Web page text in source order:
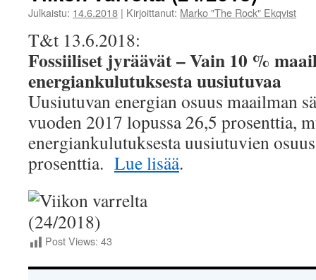
Julkaistu: 14.6.2018 | Kirjoittanut: Marko "The Rock" Ekqvist
T&t 13.6.2018:
Fossiiliset jyräävät – Vain 10 %
energiankulutuksesta uusiutuvaa
Uusiutuvan energian osuus maailman
vuoden 2017 lopussa 26,5 prosenttia,
energiankulutuksesta uusiutuvien
prosenttia. Lue lisää.
Post Views: 43